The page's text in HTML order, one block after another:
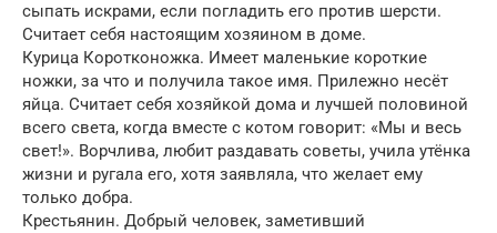
сыпать искрами, если погладить его против шерсти.
Считает себя настоящим хозяином в доме.
Курица Коротконожка. Имеет маленькие короткие
ножки, за что и получила такое имя. Прилежно несёт
яйца. Считает себя хозяйкой дома и лучшей половиной
всего света, когда вместе с котом говорит: «Мы и весь
свет!». Ворчлива, любит раздавать советы, учила утёнка
жизни и ругала его, хотя заявляла, что желает ему
только добра.
Крестьянин. Добрый человек, заметивший